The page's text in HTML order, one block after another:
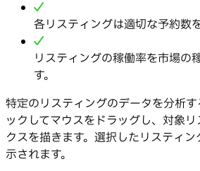
各リスティングは適切な予約数
リスティングの稼働率を市場の
す。
特定のリスティングのデータを分析
ックしてマウスをドラッグし、対象
クスを描きます。選択したリスティ
示されます。